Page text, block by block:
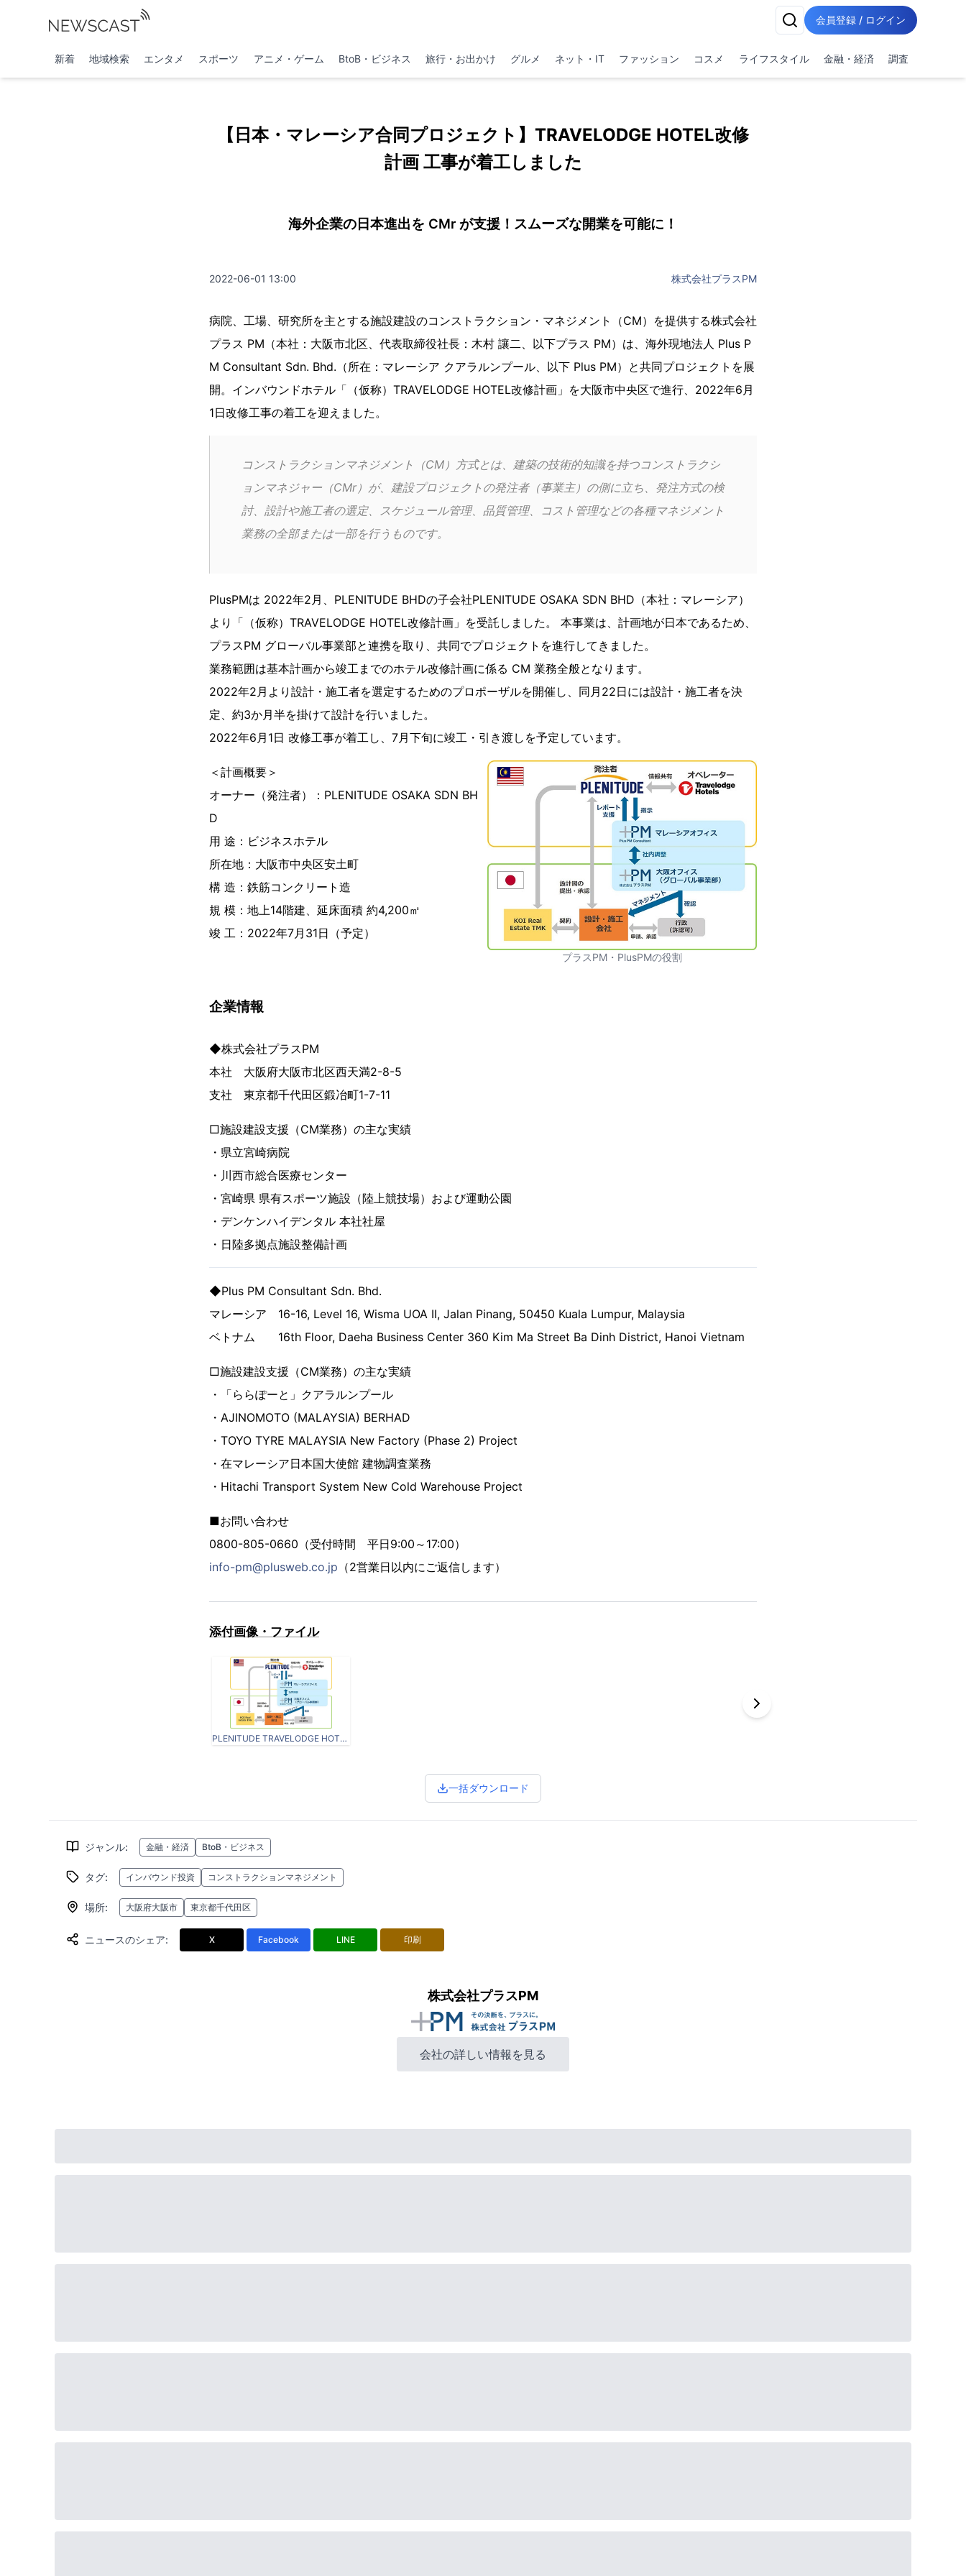
会員登録 / ログイン
新着 地域検索 エンタメ スポーツ アニメ・ゲーム BtoB・ビジネス 旅行・お出かけ グルメ ネット・IT ファッション コスメ ライフスタイル 金融・経済 調査
【日本・マレーシア合同プロジェクト】TRAVELODGE HOTEL改修
計画 工事が着工しました
海外企業の日本進出を CMr が支援！スムーズな開業を可能に！
2022-06-01 13:00 株式会社プラスPM
病院、工場、研究所を主とする施設建設のコンストラクション・マネジメント（CM）を提供する株式会社
プラス PM（本社：大阪市北区、代表取締役社長：木村 讓二、以下プラス PM）は、海外現地法人 Plus P
M Consultant Sdn. Bhd.（所在：マレーシア クアラルンプール、以下 Plus PM）と共同プロジェクトを展
開。インバウンドホテル「（仮称）TRAVELODGE HOTEL改修計画」を大阪市中央区で進行、2022年6月
1日改修工事の着工を迎えました。
コンストラクションマネジメント（CM）方式とは、建築の技術的知識を持つコンストラクシ
ョンマネジャー（CMr）が、建設プロジェクトの発注者（事業主）の側に立ち、発注方式の検
討、設計や施工者の選定、スケジュール管理、品質管理、コスト管理などの各種マネジメント
業務の全部または一部を行うものです。
PlusPMは 2022年2月、PLENITUDE BHDの子会社PLENITUDE OSAKA SDN BHD（本社：マレーシア）
より「（仮称）TRAVELODGE HOTEL改修計画」を受託しました。 本事業は、計画地が日本であるため、
プラスPM グローバル事業部と連携を取り、共同でプロジェクトを進行してきました。
業務範囲は基本計画から竣工までのホテル改修計画に係る CM 業務全般となります。
2022年2月より設計・施工者を選定するためのプロポーザルを開催し、同月22日には設計・施工者を決
定、約3か月半を掛けて設計を行いました。
2022年6月1日 改修工事が着工し、7月下旬に竣工・引き渡しを予定しています。
＜計画概要＞
オーナー（発注者）：PLENITUDE OSAKA SDN BH
D
用 途：ビジネスホテル
所在地：大阪市中央区安土町
構 造：鉄筋コンクリート造
規 模：地上14階建、延床面積 約4,200㎡
竣 工：2022年7月31日（予定）
プラスPM・PlusPMの役割
企業情報
◆株式会社プラスPM
本社 大阪府大阪市北区西天満2-8-5
支社 東京都千代田区鍛冶町1-7-11
□施設建設支援（CM業務）の主な実績
・県立宮崎病院
・川西市総合医療センター
・宮崎県 県有スポーツ施設（陸上競技場）および運動公園
・デンケンハイデンタル 本社社屋
・日陸多拠点施設整備計画
◆Plus PM Consultant Sdn. Bhd.
マレーシア 16-16, Level 16, Wisma UOA II, Jalan Pinang, 50450 Kuala Lumpur, Malaysia
ベトナム 16th Floor, Daeha Business Center 360 Kim Ma Street Ba Dinh District, Hanoi Vietnam
□施設建設支援（CM業務）の主な実績
・「ららぽーと」クアラルンプール
・AJINOMOTO (MALAYSIA) BERHAD
・TOYO TYRE MALAYSIA New Factory (Phase 2) Project
・在マレーシア日本国大使館 建物調査業務
・Hitachi Transport System New Cold Warehouse Project
■お問い合わせ
0800-805-0660（受付時間 平日9:00～17:00）
info-pm@plusweb.co.jp （2営業日以内にご返信します）
添付画像・ファイル
PLENITUDE TRAVELODGE HOTELS.jpg
一括ダウンロード
ジャンル: 金融・経済 BtoB・ビジネス
タグ: インバウンド投資 コンストラクションマネジメント
場所: 大阪府大阪市 東京都千代田区
ニュースのシェア: X Facebook LINE 印刷
株式会社プラスPM
会社の詳しい情報を見る